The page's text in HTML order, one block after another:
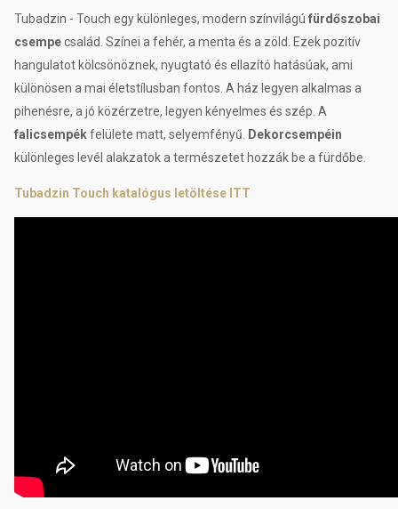
Tubadzin - Touch egy különleges, modern színvilágú fürdőszobai
csempecsalád. Színei a fehér, a menta és a zöld. Ezek pozitív
hangulatot kölcsönöznek, nyugtató és ellazító hatásúak, ami
különösen a mai életstílusban fontos. A ház legyen alkalmas a
pihenésre, a jó közérzetre, legyen kényelmes és szép. A
falicsempékfelülete matt, selyemfényű.
Dekorcsempéin
különleges levél alakzatok a természetet hozzák be a fürdőbe.
Tubadzin Touch katalógus letöltése ITT